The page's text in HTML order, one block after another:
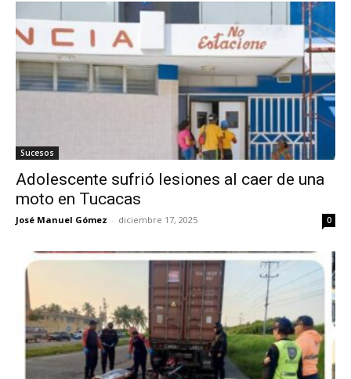
Sucesos
Adolescente sufrió lesiones al caer de una
moto en Tucacas
José Manuel Gómez - diciembre 17, 2025 0